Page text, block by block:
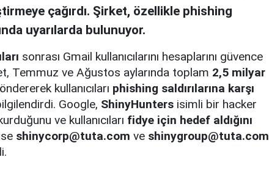
çağırdı. Şirket, özellikle phishing
uyarılarda bulunuyor.
sonrası Gmail kullanıcılarını hesaplarını güvence
Temmuz ve Ağustos aylarında toplam 2,5 milyar
kullanıcıları phishing saldırılarına karşı
Google, ShinyHunters isimli bir hacker
ve kullanıcıları fidye için hedef aldığını
shinycorp@tuta.com ve shinygroup@tuta.com